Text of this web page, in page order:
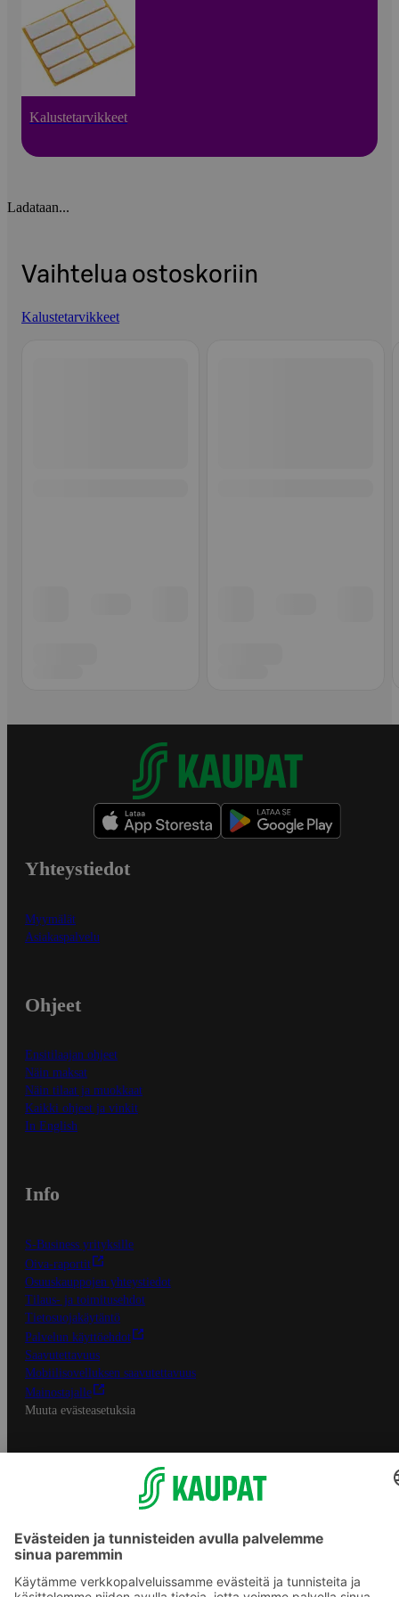
Kalustetarvikkeet
Ladataan...
Vaihtelua ostoskoriin
Kalustetarvikkeet
Yhteystiedot
Myymälät
Asiakaspalvelu
Ohjeet
Ensitilaajan ohjeet
Näin maksat
Näin tilaat ja muokkaat
Kaikki ohjeet ja vinkit
In English
Info
S-Business yrityksille
Oiva-raportit
Osuuskauppojen yhteystiedot
Tilaus- ja toimitusehdot
Tietosuojakäytäntö
Palvelun käyttöehdot
Saavutettavuus
Mobiilisovelluksen saavutettavuus
Mainostajalle
Muuta evästeasetuksia
S-ryhmän palvelut
S-ryhmä
Asiakasomistajuus
S-ostoslista -sovellus